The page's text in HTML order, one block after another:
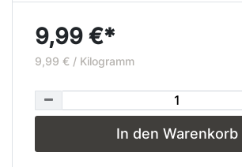
9,99 €*
9,99 € / Kilogramm
In den Warenkorb